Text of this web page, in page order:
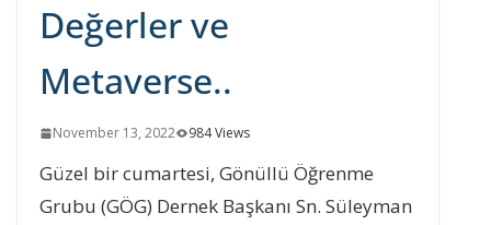
Değerler ve
Metaverse..
November 13, 2022 984 Views
Güzel bir cumartesi, Gönüllü Öğrenme
Grubu (GÖG) Dernek Başkanı Sn. Süleyman